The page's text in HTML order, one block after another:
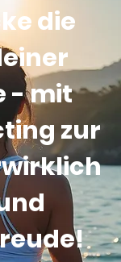
die
- mit
zur